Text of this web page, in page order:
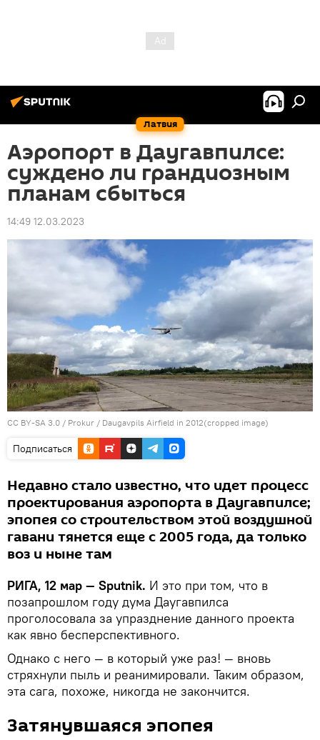
Латвия
Аэропорт в Даугавпилсе:
суждено ли грандиозным
планам сбыться
14:49 12.03.2023
CC BY-SA 3.0 / Prokur / Daugavpils Airfield in 2012(cropped image)
Подписаться
Недавно стало известно, что идет процесс
проектирования аэропорта в Даугавпилсе;
эпопея со строительством этой воздушной
гавани тянется еще с 2005 года, да только
воз и ныне там
РИГА, 12 мар — Sputnik. И это при том, что в
позапрошлом году дума Даугавпилса
проголосовала за упразднение данного проекта
как явно бесперспективного.
Однако с него — в который уже раз! — вновь
стряхнули пыль и реанимировали. Таким образом,
эта сага, похоже, никогда не закончится.
Затянувшаяся эпопея